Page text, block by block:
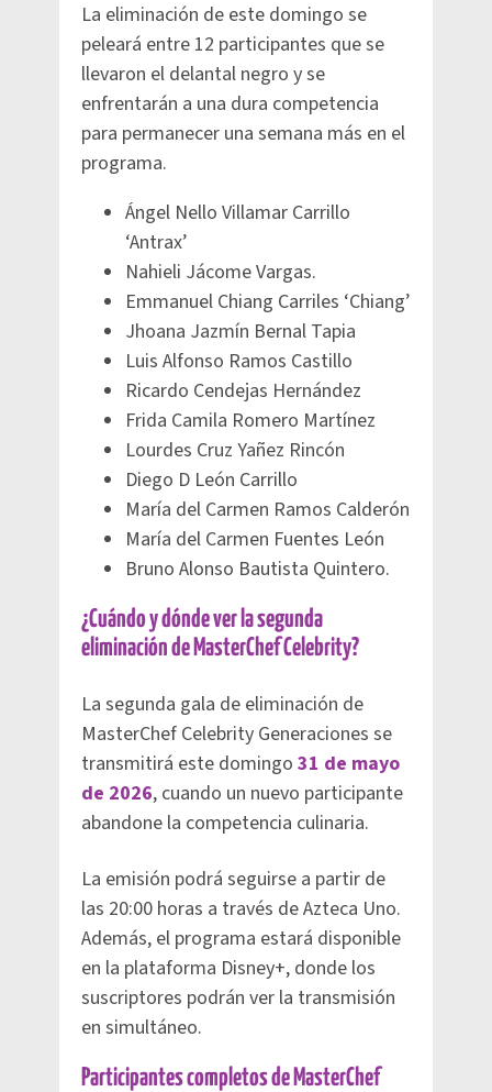
La eliminación de este domingo se
peleará entre 12 participantes que se
llevaron el delantal negro y se
enfrentarán a una dura competencia
para permanecer una semana más en el
programa.
Ángel Nello Villamar Carrillo
‘Antrax’
Nahieli Jácome Vargas.
Emmanuel Chiang Carriles ‘Chiang’
Jhoana Jazmín Bernal Tapia
Luis Alfonso Ramos Castillo
Ricardo Cendejas Hernández
Frida Camila Romero Martínez
Lourdes Cruz Yañez Rincón
Diego D León Carrillo
María del Carmen Ramos Calderón
María del Carmen Fuentes León
Bruno Alonso Bautista Quintero.
¿Cuándo y dónde ver la segunda
eliminación de MasterChef Celebrity?
La segunda gala de eliminación de
MasterChef Celebrity Generaciones se
transmitirá este domingo 31 de mayo
de 2026, cuando un nuevo participante
abandone la competencia culinaria.
La emisión podrá seguirse a partir de
las 20:00 horas a través de Azteca Uno.
Además, el programa estará disponible
en la plataforma Disney+, donde los
suscriptores podrán ver la transmisión
en simultáneo.
Participantes completos de MasterChef